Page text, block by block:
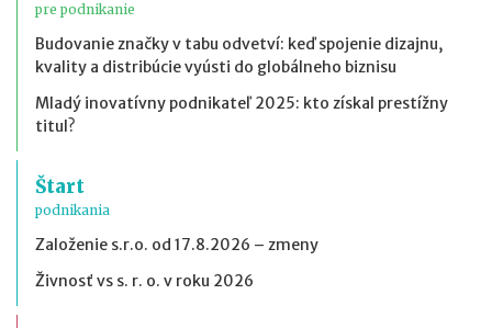
pre podnikanie
Budovanie značky v tabu odvetví: keď spojenie dizajnu,
kvality a distribúcie vyústi do globálneho biznisu
Mladý inovatívny podnikateľ 2025: kto získal prestížny
titul?
Štart
podnikania
Založenie s.r.o. od 17.8.2026 – zmeny
Živnosť vs s. r. o. v roku 2026